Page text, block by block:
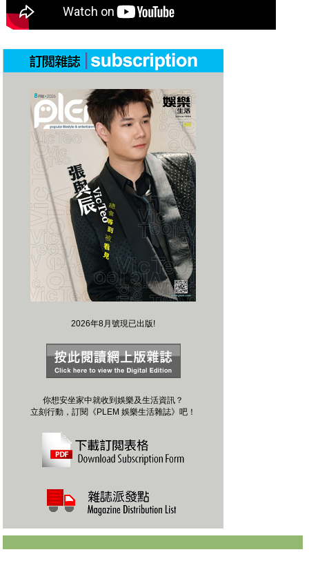
2026年8月號現已出版!
你想安坐家中就收到娛樂及生活資訊？
立刻行動，訂閱《PLEM 娛樂生活雜誌》吧！